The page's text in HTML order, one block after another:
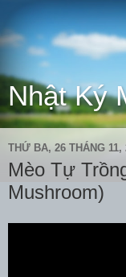
Nhật Ký
THỨ BA, 26 THÁNG 11,
Mèo Tự
Mushroom)